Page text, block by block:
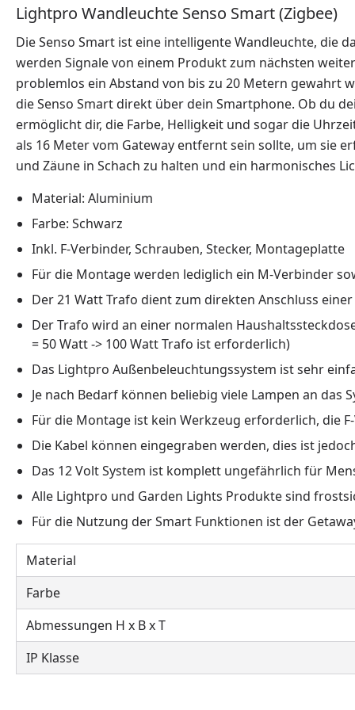
Lightpro Wandleuchte Senso Smart (Zigbee)
Die Senso Smart ist eine intelligente Wandleuchte, die
werden Signale von einem Produkt zum nächsten
problemlos ein Abstand von bis zu 20 Metern gewahrt
die Senso Smart direkt über dein Smartphone. Ob du
ermöglicht dir, die Farbe, Helligkeit und sogar die
als 16 Meter vom Gateway entfernt sein sollte, um sie
und Zäune in Schach zu halten und ein harmonisches
Material: Aluminium
Farbe: Schwarz
Inkl. F-Verbinder, Schrauben, Stecker, Montageplatte
Für die Montage werden lediglich ein M-Verbinder
Der 21 Watt Trafo dient zum direkten Anschluss
Der Trafo wird an einer normalen
= 50 Watt -> 100 Watt Trafo ist erforderlich)
Das Lightpro Außenbeleuchtungssystem ist sehr
Je nach Bedarf können beliebig viele Lampen an das
Für die Montage ist kein Werkzeug erforderlich, die
Die Kabel können eingegraben werden, dies ist
Das 12 Volt System ist komplett ungefährlich für
Alle Lightpro und Garden Lights Produkte sind
Für die Nutzung der Smart Funktionen ist der
Material
Farbe
Abmessungen H x B x T
IP Klasse